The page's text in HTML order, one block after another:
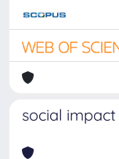
social impact